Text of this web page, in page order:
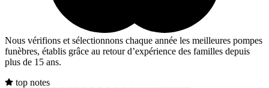
Nous vérifions et sélectionnons chaque année les meilleures pompes
funèbres, établis grâce au retour d’expérience des familles depuis
plus de 15 ans.
top notes